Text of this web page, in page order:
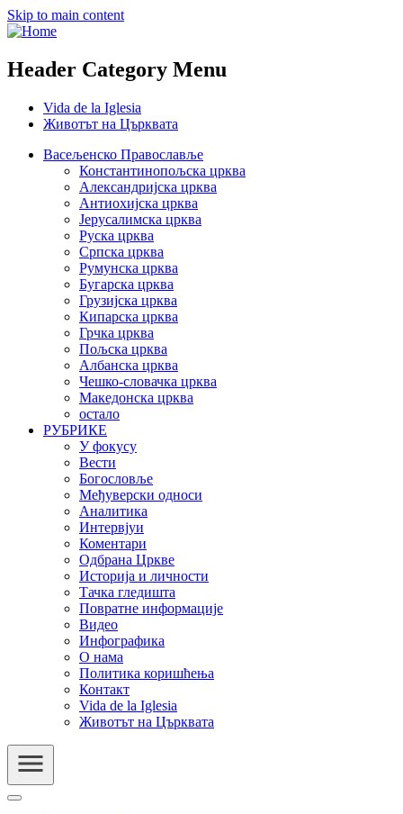
Skip to main content
Header Category Menu
Vida de la Iglesia
Животът на Църквата
Васељенско Православље
Константинопољска црква
Александријска црква
Антиохијска црква
Јерусалимска црква
Руска црква
Српска црква
Румунска црква
Бугарска црква
Грузијска црква
Кипарска црква
Грчка црква
Пољска црква
Албанска црква
Чешко-словачка црква
Македонска црква
остало
РУБРИКЕ
У фокусу
Вести
Богословље
Међуверски односи
Аналитика
Интервјуи
Коментари
Одбрана Цркве
Историја и личности
Тачка гледишта
Повратне информације
Видео
Инфографика
О нама
Политика коришћења
Контакт
Vida de la Iglesia
Животът на Църквата